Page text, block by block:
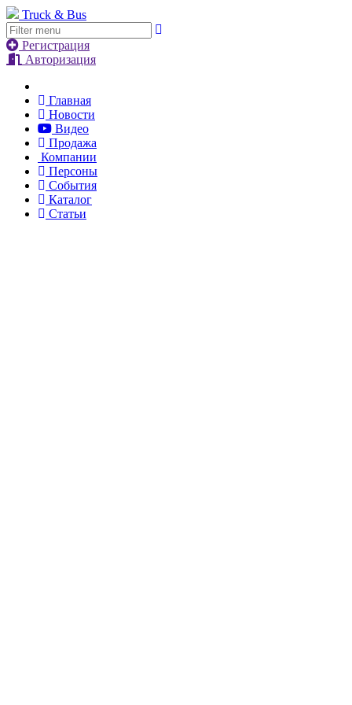
Truck & Bus
Регистрация
Авторизация
Главная
Новости
Видео
Продажа
Компании
Персоны
События
Каталог
Статьи